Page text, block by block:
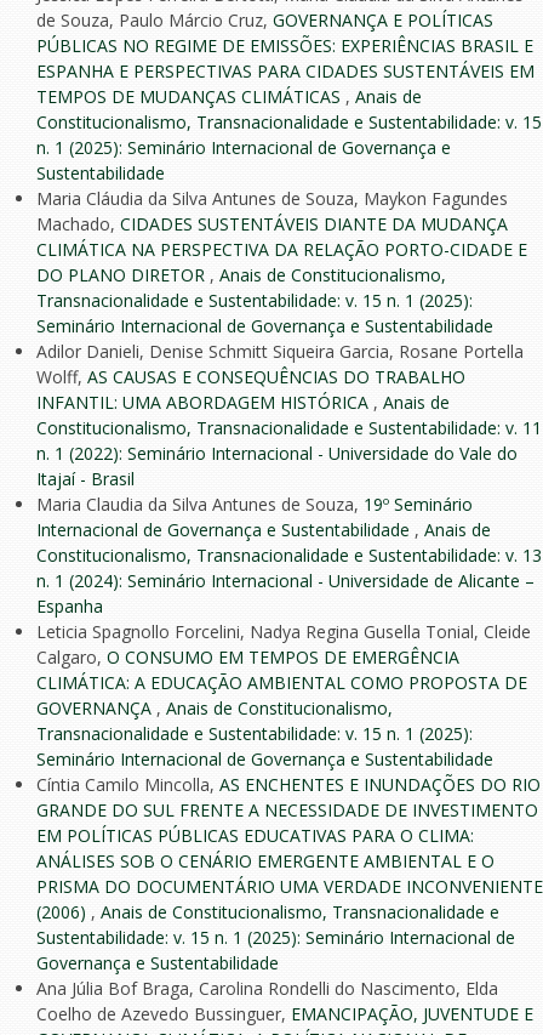
de Souza, Paulo Márcio Cruz, GOVERNANÇA E POLÍTICAS
PÚBLICAS NO REGIME DE EMISSÕES: EXPERIÊNCIAS BRASIL E
ESPANHA E PERSPECTIVAS PARA CIDADES SUSTENTÁVEIS EM
TEMPOS DE MUDANÇAS CLIMÁTICAS , Anais de
Constitucionalismo, Transnacionalidade e Sustentabilidade: v. 15
n. 1 (2025): Seminário Internacional de Governança e
Sustentabilidade
Maria Cláudia da Silva Antunes de Souza, Maykon Fagundes
Machado, CIDADES SUSTENTÁVEIS DIANTE DA MUDANÇA
CLIMÁTICA NA PERSPECTIVA DA RELAÇÃO PORTO-CIDADE E
DO PLANO DIRETOR , Anais de Constitucionalismo,
Transnacionalidade e Sustentabilidade: v. 15 n. 1 (2025):
Seminário Internacional de Governança e Sustentabilidade
Adilor Danieli, Denise Schmitt Siqueira Garcia, Rosane Portella
Wolff, AS CAUSAS E CONSEQUÊNCIAS DO TRABALHO
INFANTIL: UMA ABORDAGEM HISTÓRICA , Anais de
Constitucionalismo, Transnacionalidade e Sustentabilidade: v. 11
n. 1 (2022): Seminário Internacional - Universidade do Vale do
Itajaí - Brasil
Maria Claudia da Silva Antunes de Souza, 19º Seminário
Internacional de Governança e Sustentabilidade , Anais de
Constitucionalismo, Transnacionalidade e Sustentabilidade: v. 13
n. 1 (2024): Seminário Internacional - Universidade de Alicante –
Espanha
Leticia Spagnollo Forcelini, Nadya Regina Gusella Tonial, Cleide
Calgaro, O CONSUMO EM TEMPOS DE EMERGÊNCIA
CLIMÁTICA: A EDUCAÇÃO AMBIENTAL COMO PROPOSTA DE
GOVERNANÇA , Anais de Constitucionalismo,
Transnacionalidade e Sustentabilidade: v. 15 n. 1 (2025):
Seminário Internacional de Governança e Sustentabilidade
Cíntia Camilo Mincolla, AS ENCHENTES E INUNDAÇÕES DO RIO
GRANDE DO SUL FRENTE A NECESSIDADE DE INVESTIMENTO
EM POLÍTICAS PÚBLICAS EDUCATIVAS PARA O CLIMA:
ANÁLISES SOB O CENÁRIO EMERGENTE AMBIENTAL E O
PRISMA DO DOCUMENTÁRIO UMA VERDADE INCONVENIENTE
(2006) , Anais de Constitucionalismo, Transnacionalidade e
Sustentabilidade: v. 15 n. 1 (2025): Seminário Internacional de
Governança e Sustentabilidade
Ana Júlia Bof Braga, Carolina Rondelli do Nascimento, Elda
Coelho de Azevedo Bussinguer, EMANCIPAÇÃO, JUVENTUDE E